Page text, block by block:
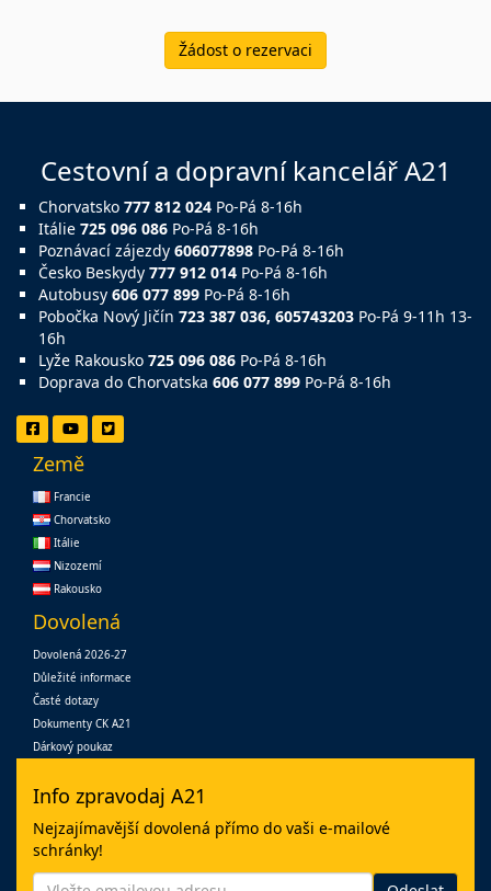
Žádost o rezervaci
Cestovní a dopravní kancelář A21
Chorvatsko 777 812 024 Po-Pá 8-16h
Itálie 725 096 086 Po-Pá 8-16h
Poznávací zájezdy 606077898 Po-Pá 8-16h
Česko Beskydy 777 912 014 Po-Pá 8-16h
Autobusy 606 077 899 Po-Pá 8-16h
Pobočka Nový Jičín 723 387 036, 605743203 Po-Pá 9-11h 13-
16h
Lyže Rakousko 725 096 086 Po-Pá 8-16h
Doprava do Chorvatska 606 077 899 Po-Pá 8-16h
Země
Francie
Chorvatsko
Itálie
Nizozemí
Rakousko
Dovolená
Dovolená 2026-27
Důležité informace
Časté dotazy
Dokumenty CK A21
Dárkový poukaz
Info zpravodaj A21
Nejzajímavější dovolená přímo do vaši e-mailové
schránky!